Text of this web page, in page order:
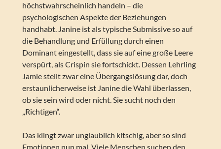
höchstwahrscheinlich handeln – die
psychologischen Aspekte der Beziehungen
handhabt. Janine ist als typische Submissive so auf
die Behandlung und Erfüllung durch einen
Dominant eingestellt, dass sie auf eine große Leere
verspürt, als Crispin sie fortschickt. Dessen Lehrling
Jamie stellt zwar eine Übergangslösung dar, doch
erstaunlicherweise ist Janine die Wahl überlassen,
ob sie sein wird oder nicht. Sie sucht noch den
„Richtigen“.
Das klingt zwar unglaublich kitschig, aber so sind
Emotionen nun mal. Viele Menschen suchen den